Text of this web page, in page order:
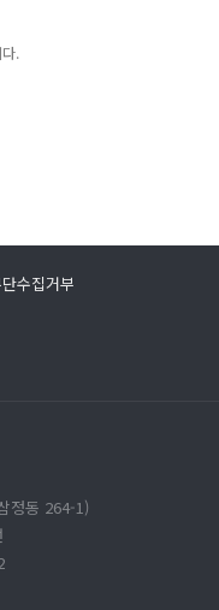
.
수집거부
정동 264-1)